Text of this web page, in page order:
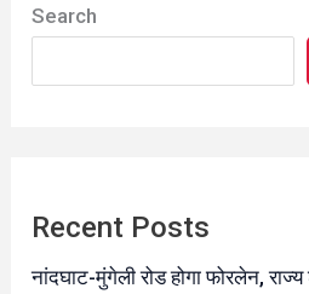
Search
Recent Posts
नांदघाट-मुंगेली रोड होगा फोरलेन,